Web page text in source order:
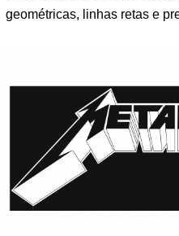
geométricas, linhas retas e